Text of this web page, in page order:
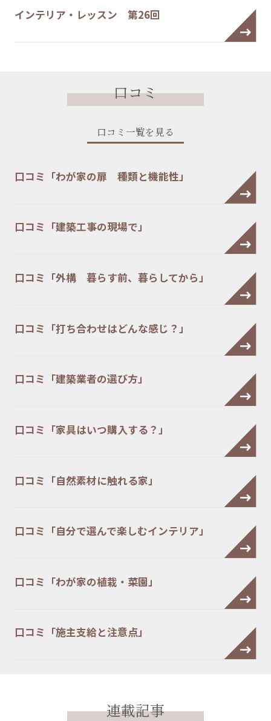
インテリア・レッスン 第26回
口コミ
口コミ一覧を見る
口コミ「わが家の扉 種類と機能性」
口コミ「建築工事の現場で」
口コミ「外構 暮らす前、暮らしてから」
口コミ「打ち合わせはどんな感じ？」
口コミ「建築業者の選び方」
口コミ「家具はいつ購入する？」
口コミ「自然素材に触れる家」
口コミ「自分で選んで楽しむインテリア」
口コミ「わが家の植栽・菜園」
口コミ「施主支給と注意点」
連載記事